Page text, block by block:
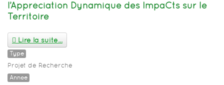
l’Appréciation Dynamique des ImpaCts sur le
Territoire
Lire la suite...
Type
Projet de Recherche
Année